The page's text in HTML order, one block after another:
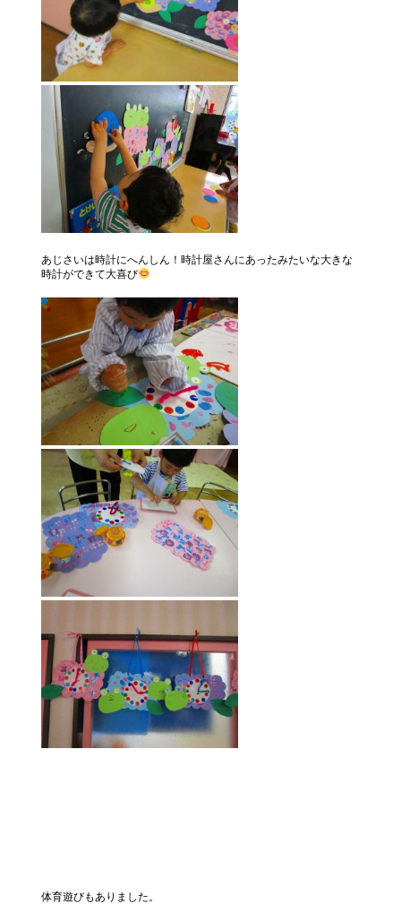
あじさいは時計にへんしん！時計屋さんにあったみたいな大きな
時計ができて大喜び
体育遊びもありました。